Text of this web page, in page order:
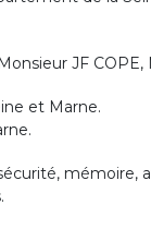
JF COPE,
et Marne.
mémoire,